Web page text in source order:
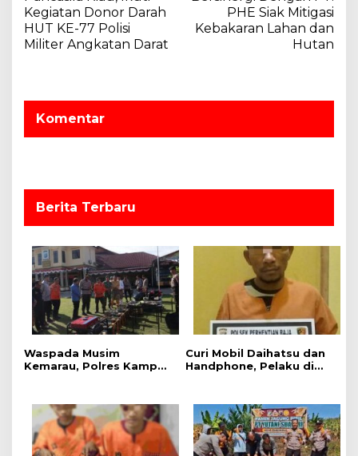
v
i
g
s
s
Kegiatan Donor Darah
HUT KE-77 Polisi
Militer Angkatan Darat
PHE Siak Mitigasi
Kebakaran Lahan dan
Hutan
Komentar
Berita Terbaru
Waspada Musim
Kemarau, Polres Kampar
Karhutla
Curi Mobil Daihatsu dan
Handphone, Pelaku di